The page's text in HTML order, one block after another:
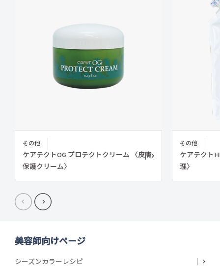
その他
ケアテクトOG プロテクトクリーム 〈皮膚
保護クリーム〉
その他
ケアテクト
理〉
美容師向けページ
シーズンカラーレシピ